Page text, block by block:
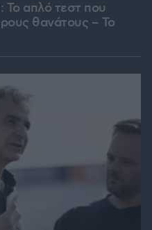
Το απλό τεστ που
θανάτους – Το